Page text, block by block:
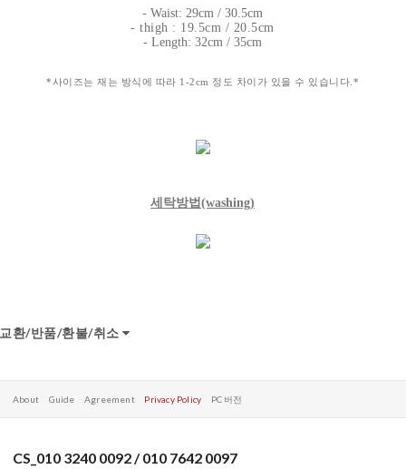
- Waist: 29cm / 30.5cm
- thigh : 19.5cm / 20.5cm
- Length: 32cm / 35cm
*사이즈는 재는 방식에 따라 1-2cm 정도 차이가 있을 수 있습니다.*
세탁방법 (washing)
교환/반품/환불/취소
About Guide Agreement Privacy Policy PC 버전
CS_010 3240 0092 / 010 7642 0097